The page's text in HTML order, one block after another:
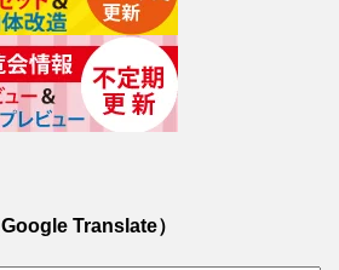
Google Translate）